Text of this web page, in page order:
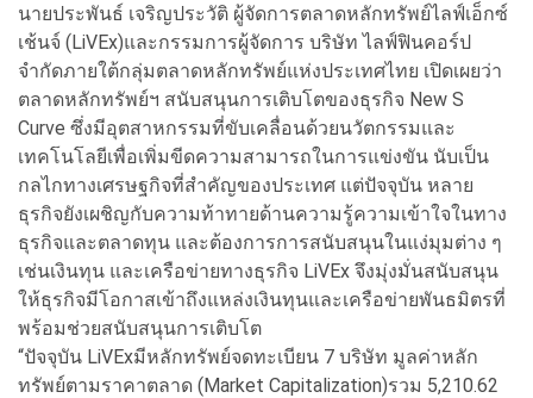
นายประพันธ์ เจริญประวัติ ผู้จัดการตลาดหลักทรัพย์ไลฟ์เอ็กซ์
เช้นจ์ (LiVEx)และกรรมการผู้จัดการ บริษัท ไลฟ์ฟินคอร์ป
จำกัดภายใต้กลุ่มตลาดหลักทรัพย์แห่งประเทศไทย เปิดเผยว่า
ตลาดหลักทรัพย์ฯ สนับสนุนการเติบโตของธุรกิจ New S
Curve ซึ่งมีอุตสาหกรรมที่ขับเคลื่อนด้วยนวัตกรรมและ
เทคโนโลยีเพื่อเพิ่มขีดความสามารถในการแข่งขัน นับเป็น
กลไกทางเศรษฐกิจที่สำคัญของประเทศ แต่ปัจจุบัน หลาย
ธุรกิจยังเผชิญกับความท้าทายด้านความรู้ความเข้าใจในทาง
ธุรกิจและตลาดทุน และต้องการการสนับสนุนในแง่มุมต่าง ๆ
เช่นเงินทุน และเครือข่ายทางธุรกิจ LiVEx จึงมุ่งมั่นสนับสนุน
ให้ธุรกิจมีโอกาสเข้าถึงแหล่งเงินทุนและเครือข่ายพันธมิตรที่
พร้อมช่วยสนับสนุนการเติบโต
“ปัจจุบัน LiVExมีหลักทรัพย์จดทะเบียน 7 บริษัท มูลค่าหลัก
ทรัพย์ตามราคาตลาด (Market Capitalization)รวม 5,210.62